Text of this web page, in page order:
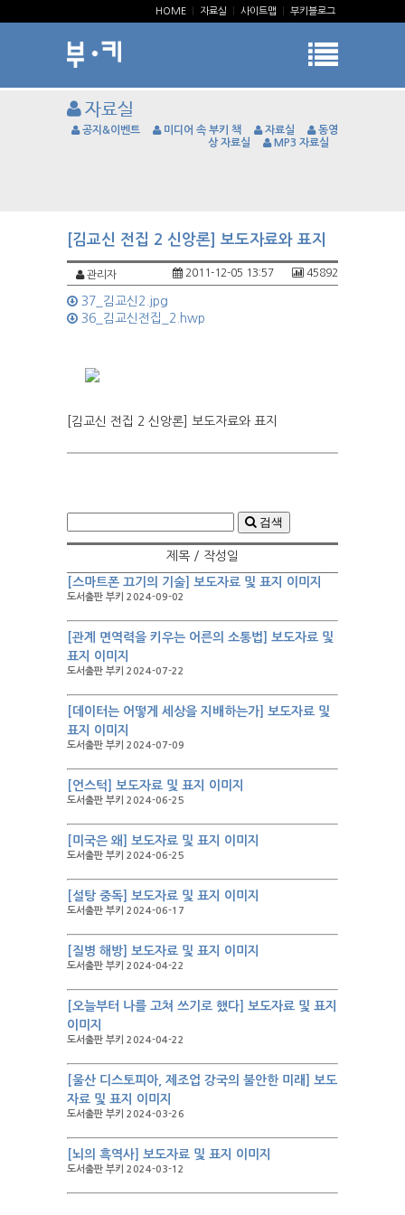
HOME 자료실 사이트맵 부키블로그
자료실
공지&이벤트 미디어 속 부키 책 자료실
동영
상 자료실
MP3 자료실
[김교신 전집 2 신앙론] 보도자료와 표지
관리자 45892
2011-12-05 13:57
37_김교신2.jpg
36_김교신전집_2.hwp
[김교신 전집 2 신앙론] 보도자료와 표지
검색
제목 / 작성일
[스마트폰 끄기의 기술] 보도자료 및 표지 이미지
도서출판 부키 2024-09-02
[관계 면역력을 키우는 어른의 소통법] 보도자료 및
표지 이미지
도서출판 부키 2024-07-22
[데이터는 어떻게 세상을 지배하는가] 보도자료 및
표지 이미지
도서출판 부키 2024-07-09
[언스턱] 보도자료 및 표지 이미지
도서출판 부키 2024-06-25
[미국은 왜] 보도자료 및 표지 이미지
도서출판 부키 2024-06-25
[설탕 중독] 보도자료 및 표지 이미지
도서출판 부키 2024-06-17
[질병 해방] 보도자료 및 표지 이미지
도서출판 부키 2024-04-22
[오늘부터 나를 고쳐 쓰기로 했다] 보도자료 및 표지
이미지
도서출판 부키 2024-04-22
[울산 디스토피아, 제조업 강국의 불안한 미래] 보도
자료 및 표지 이미지
도서출판 부키 2024-03-26
[뇌의 흑역사] 보도자료 및 표지 이미지
도서출판 부키 2024-03-12